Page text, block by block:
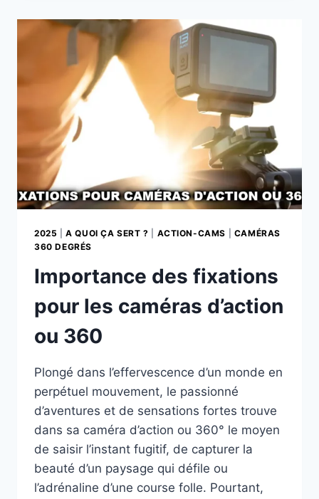
D’ACTION
ET
UNE
CAMÉRAS
360°
2025 |A QUOI ÇA SERT ? ACTION-CAMS
CAMÉRAS
360 DEGRÉS
Importance des fixations
pour les caméras d’action
ou 360
Plongé dans l’effervescence d’un monde en
perpétuel mouvement, le passionné
d’aventures et de sensations fortes trouve
dans sa caméra d’action ou 360° le moyen
de saisir l’instant fugitif, de capturer la
beauté d’un paysage qui défile ou
l’adrénaline d’une course folle. Pourtant,